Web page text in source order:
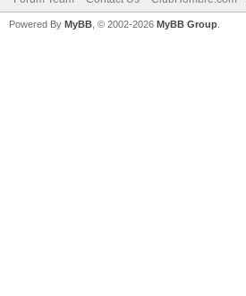
Powered By MyBB , © 2002-2026 MyBB Group